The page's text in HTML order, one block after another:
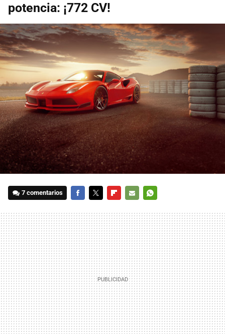
potencia: ¡772 CV!
7 comentarios
MAIL